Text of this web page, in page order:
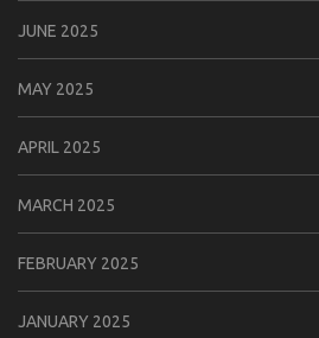
JUNE 2025
MAY 2025
APRIL 2025
MARCH 2025
FEBRUARY 2025
JANUARY 2025